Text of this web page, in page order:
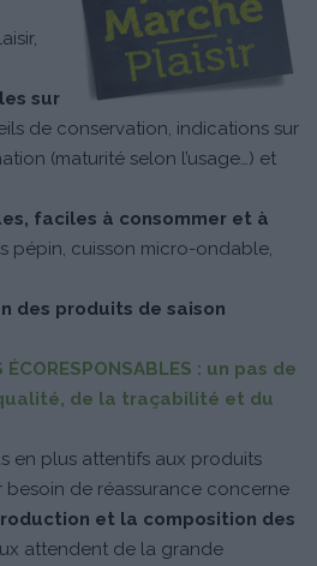
sur
de conservation, indications sur
(maturité selon l’usage…) et
faciles à consommer et à
pépin, cuisson micro-ondable,
des produits de saison
ÉCORESPONSABLES : un pas de
de la traçabilité et du
en plus attentifs aux produits
besoin de réassurance concerne
et la composition des
attendent de la grande